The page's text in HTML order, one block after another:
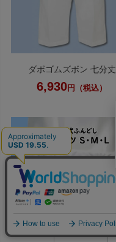
ダボゴムズボン 七分丈
6,930 円（税込）